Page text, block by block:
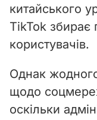
китайського
TikTok збирає
користувачів.
Однак
щодо
оскільки